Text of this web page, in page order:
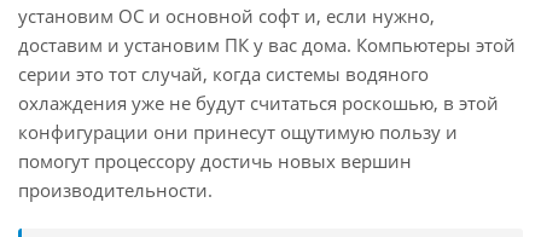
установим ОС и основной софт и, если нужно,
доставим и установим ПК у вас дома. Компьютеры этой
серии это тот случай, когда системы водяного
охлаждения уже не будут считаться роскошью, в этой
конфигурации они принесут ощутимую пользу и
помогут процессору достичь новых вершин
производительности.